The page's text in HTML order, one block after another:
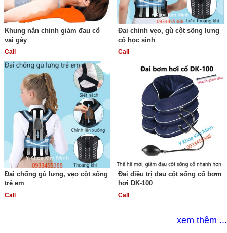
Khung nắn chỉnh giảm đau cổ
vai gáy
Call
Đai chỉnh vẹo, gù cột sống lưng
cổ học sinh
Call
Đai chống gù lưng, vẹo cột sống
trẻ em
Call
Đai điều trị đau cột sống cổ bơm
hơi DK-100
Call
xem thêm ...